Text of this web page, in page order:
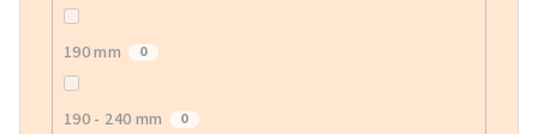
190 mm 0
190 - 240 mm 0